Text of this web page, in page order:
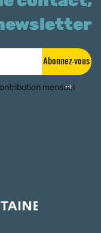
Abonnez-vous
mensuel